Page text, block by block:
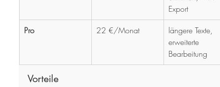
Export
Pro
22 €/Monat
längere Texte,
erweiterte
Bearbeitung
Vorteile